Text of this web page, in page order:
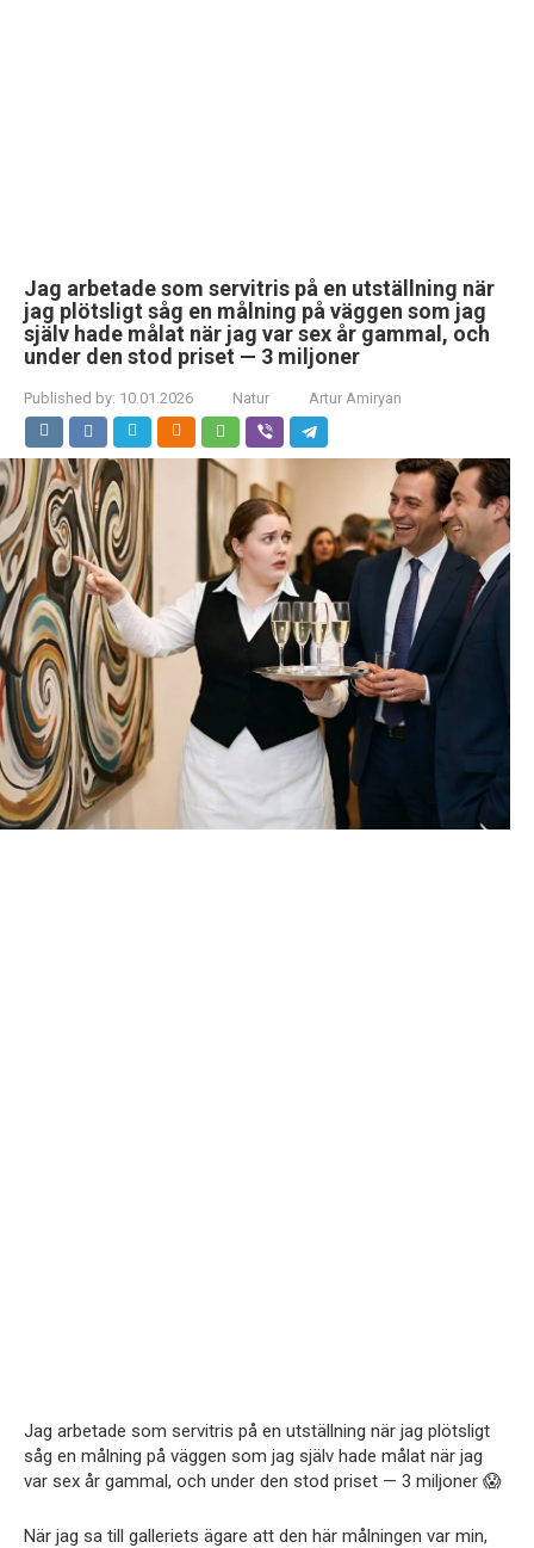
Jag arbetade som servitris på en utställning när
jag plötsligt såg en målning på väggen som jag
själv hade målat när jag var sex år gammal, och
under den stod priset — 3 miljoner
Published by: 10.01.2026 Natur Artur Amiryan
Jag arbetade som servitris på en utställning när jag plötsligt
såg en målning på väggen som jag själv hade målat när jag
var sex år gammal, och under den stod priset — 3 miljoner 😱
När jag sa till galleriets ägare att den här målningen var min,